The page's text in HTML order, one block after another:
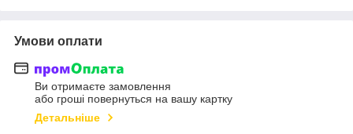
Умови оплати
Ви отримаєте замовлення
або гроші повернуться на вашу картку
Детальніше